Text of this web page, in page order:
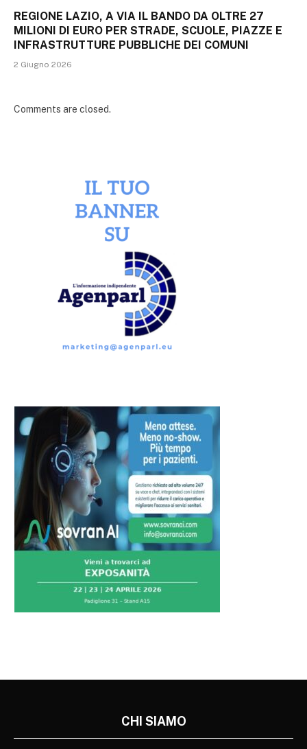
REGIONE LAZIO, A VIA IL BANDO DA OLTRE 27
MILIONI DI EURO PER STRADE, SCUOLE, PIAZZE E
INFRASTRUTTURE PUBBLICHE DEI COMUNI
2 Giugno 2026
Comments are closed.
CHI SIAMO